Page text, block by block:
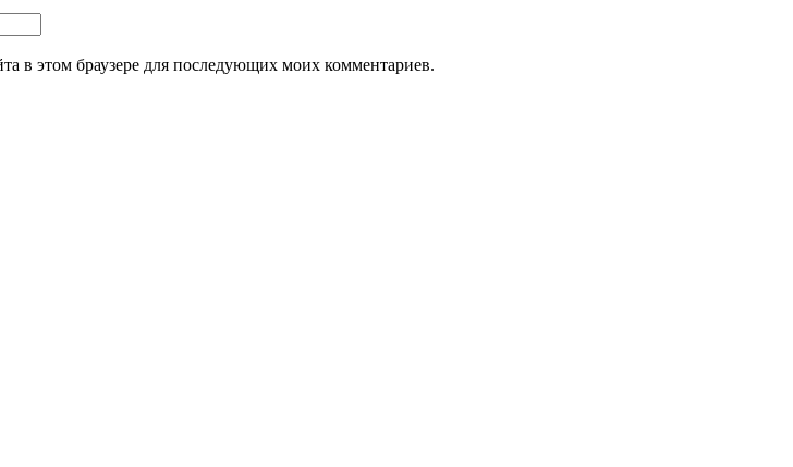
в этом браузере для последующих моих комментариев.